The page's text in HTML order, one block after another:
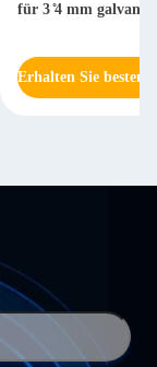
für 3 ̊4 mm
Erhalten Sie besten